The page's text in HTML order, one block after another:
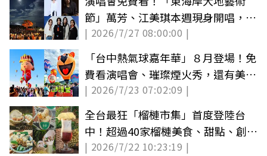
節」萬芳、江美琪本週現身開唱，加
碼逛市集
| 2026/7/27 08:00:00 |
「台中熱氣球嘉年華」８月登場！免
費看演唱會、璀璨煙火秀，還有美食
市集
| 2026/7/23 07:02:09 |
全台最狂「榴槤市集」首度登陸台
中！超過40家榴槤美食、甜點、創意
小物集合
| 2026/7/22 10:23:19 |